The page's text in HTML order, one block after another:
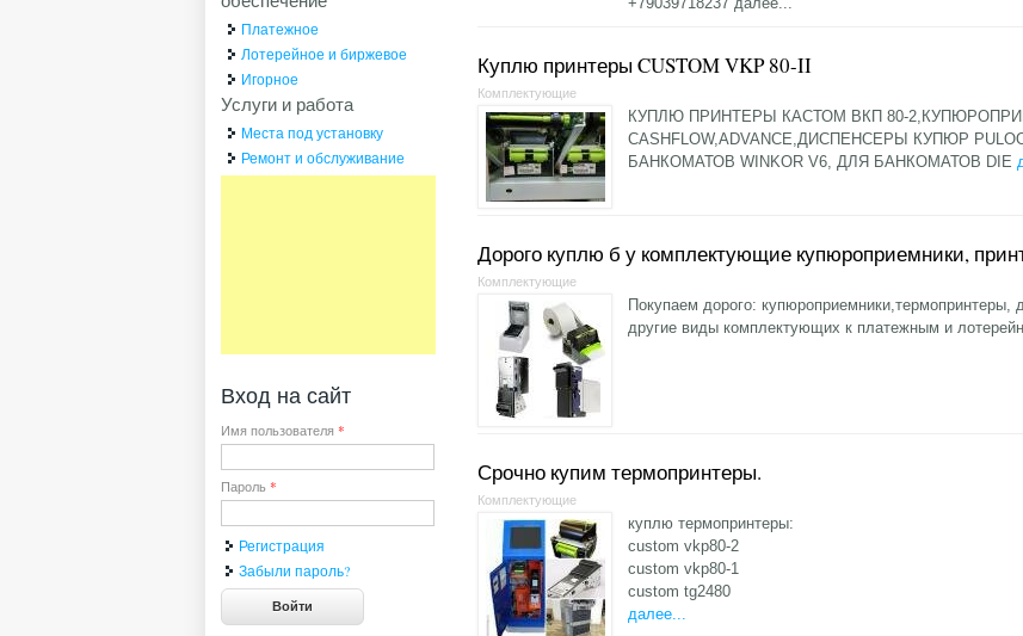
Куплю принтеры CUSTOM VKP 80-II
Комплектующие
КУПЛЮ ПРИНТЕРЫ КАСТОМ ВКП 80-
CASHFLOW,ADVANCE,ДИСПЕНСЕРЫ КУПЮР
БАНКОМАТОВ WINKOR V6, ДЛЯ БАНКОМАТОВ DIE
Дорого куплю б у комплектующие купюроприемники,
Комплектующие
Покупаем дорого:
другие виды комплектующих к платежным и
Срочно купим термопринтеры.
Комплектующие
куплю термопринтеры:
custom vkp80-2
custom vkp80-1
custom tg2480
далее...
Платежное
Лотерейное и биржевое
Игорное
Услуги и работа
Места под установку
Ремонт и обслуживание
Вход на сайт
Имя пользователя *
Пароль *
Регистрация
Забыли пароль?